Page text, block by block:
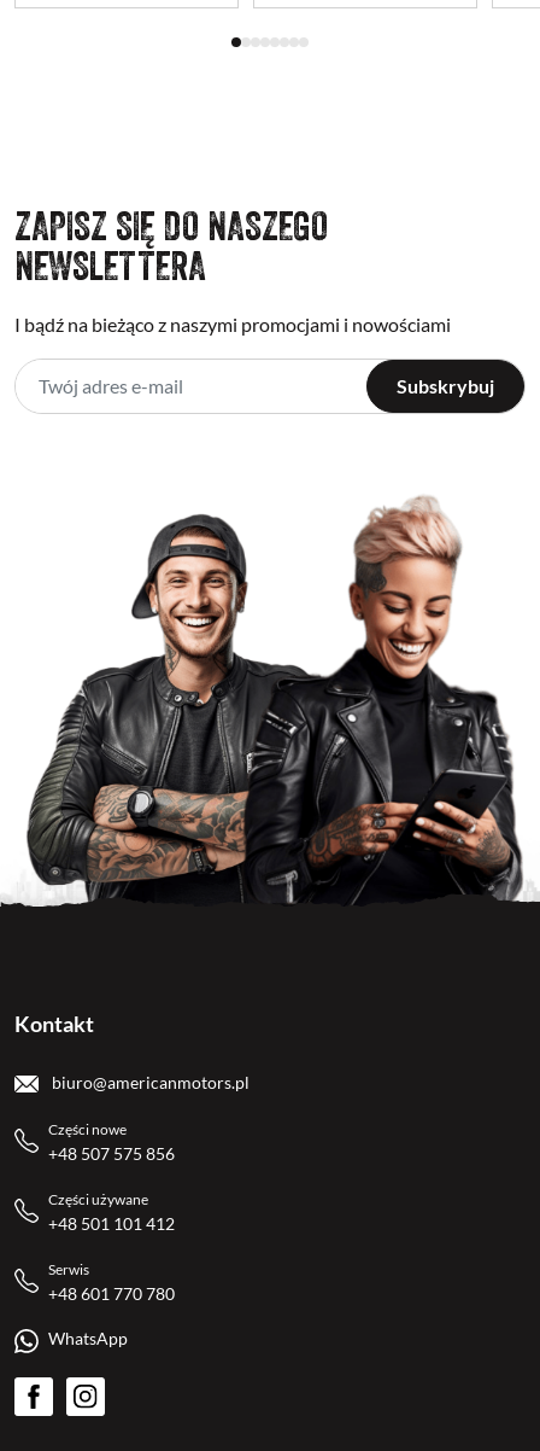
ZAPISZ SIĘ DO NASZEGO
NEWSLETTERA
I bądź na bieżąco z naszymi promocjami i nowościami
Kontakt
biuro@americanmotors.pl
Części nowe
+48 507 575 856
Części używane
+48 501 101 412
Serwis
+48 601 770 780
WhatsApp